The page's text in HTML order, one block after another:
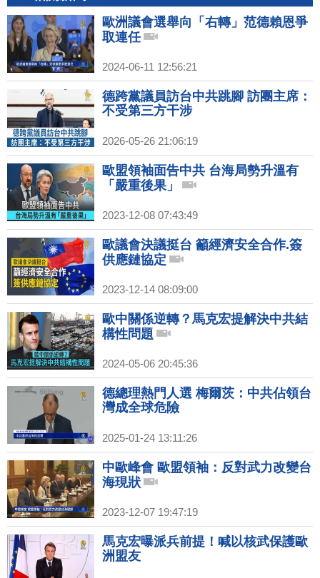
歐洲議會選舉向「右轉」范德賴恩爭
取連任
2024-06-11 12:56:21
德跨黨議員訪台中共跳腳 訪團主席：
不受第三方干涉
2026-05-26 21:06:19
歐盟領袖面告中共 台海局勢升溫有
「嚴重後果」
2023-12-08 07:43:49
歐議會決議挺台 籲經濟安全合作.簽
供應鏈協定
2023-12-14 08:09:00
歐中關係逆轉？馬克宏提解決中共結
構性問題
2024-05-06 20:45:36
德總理熱門人選 梅爾茨：中共佔領台
灣成全球危險
2025-01-24 13:11:26
中歐峰會 歐盟領袖：反對武力改變台
海現狀
2023-12-07 19:47:19
馬克宏曝派兵前提！喊以核武保護歐
洲盟友